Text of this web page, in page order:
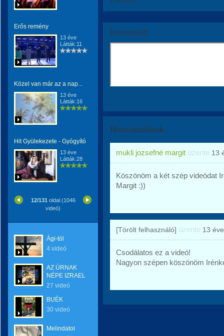
Erős remény
13 éve
Látták:11
Közel van már az a nap...
13 éve
Látták:16
Hit Gyülekezete - Gyógyító
13 éve
Látták:28
12/131 oldal (1046
videó)
Ági-tól
4 videó
AZ ÚRNAK
NÉPE IZRAEL
27 videó
BUÉK
30 videó
Melindatol
Kommentáld!
Hozzászólások
mukli jozsefné margit üzente 13
Köszönöm a két szép videódat
Margit :))
[Törölt felhasználó] üzente 13 éve
Csodálatos ez a videó!
Nagyon szépen köszönöm